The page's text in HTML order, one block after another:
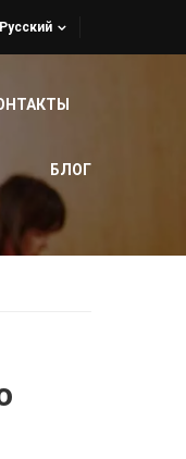
Русский
БЛОГ